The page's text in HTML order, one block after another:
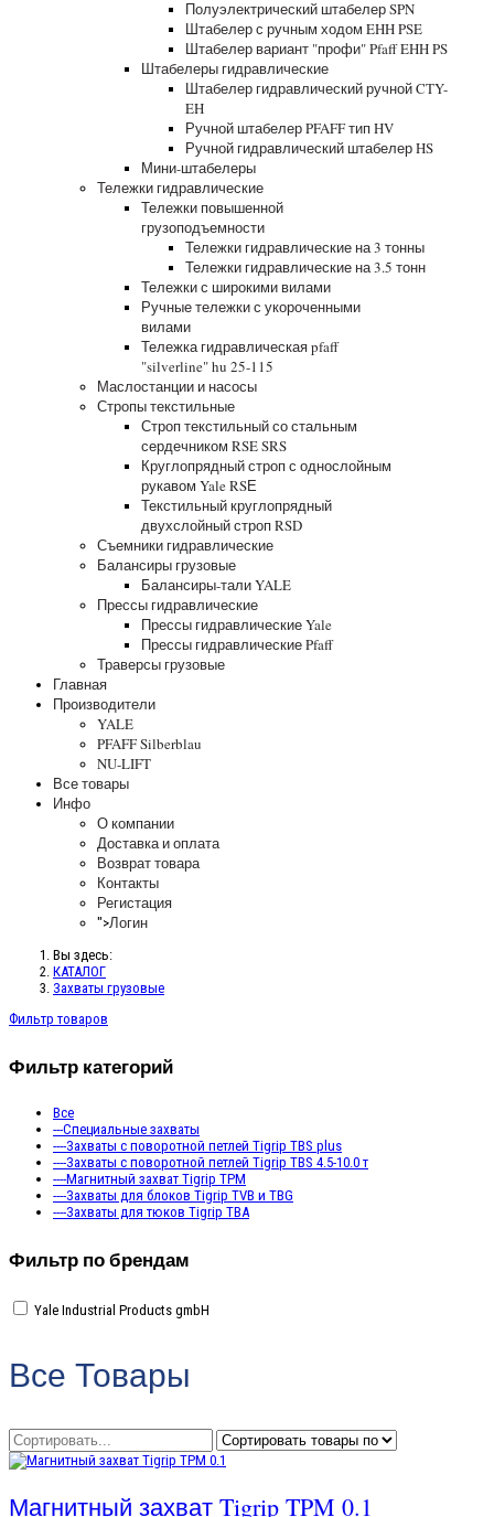
Полуэлектрический штабелер SPN
Штабелер с ручным ходом EHH PSE
Штабелер вариант "профи" Pfaff EHH PS
Штабелеры гидравлические
Штабелер гидравлический ручной CTY-
EH
Ручной штабелер PFAFF тип HV
Ручной гидравлический штабелер HS
Мини-штабелеры
Тележки гидравлические
Тележки повышенной
грузоподъемности
Тележки гидравлические на 3 тонны
Тележки гидравлические на 3.5 тонн
Тележки с широкими вилами
Ручные тележки с укороченными
вилами
Тележка гидравлическая pfaff
"silverline" hu 25-115
Маслостанции и насосы
Стропы текстильные
Строп текстильный со стальным
сердечником RSE SRS
Круглопрядный строп с однослойным
рукавом Yale RSЕ
Текстильный круглопрядный
двухслойный строп RSD
Съемники гидравлические
Балансиры грузовые
Балансиры-тали YALE
Прессы гидравлические
Прессы гидравлические Yale
Прессы гидравлические Pfaff
Траверсы грузовые
Главная
Производители
YALE
PFAFF Silberblau
NU-LIFT
Все товары
Инфо
О компании
Доставка и оплата
Возврат товара
Контакты
Регистация
">Логин
Вы здесь:
КАТАЛОГ
Захваты грузовые
Фильтр товаров
Фильтр категорий
Все
---Специальные захваты
----Захваты с поворотной петлей Tigrip TBS plus
----Захваты с поворотной петлей Tigrip TBS 4.5-10.0 т
----Магнитный захват Tigrip TPM
----Захваты для блоков Tigrip TVB и TBG
----Захваты для тюков Tigrip TBA
Фильтр по брендам
Yale Industrial Products gmbH
Все Товары
Магнитный захват Tigrip TPM 0.1